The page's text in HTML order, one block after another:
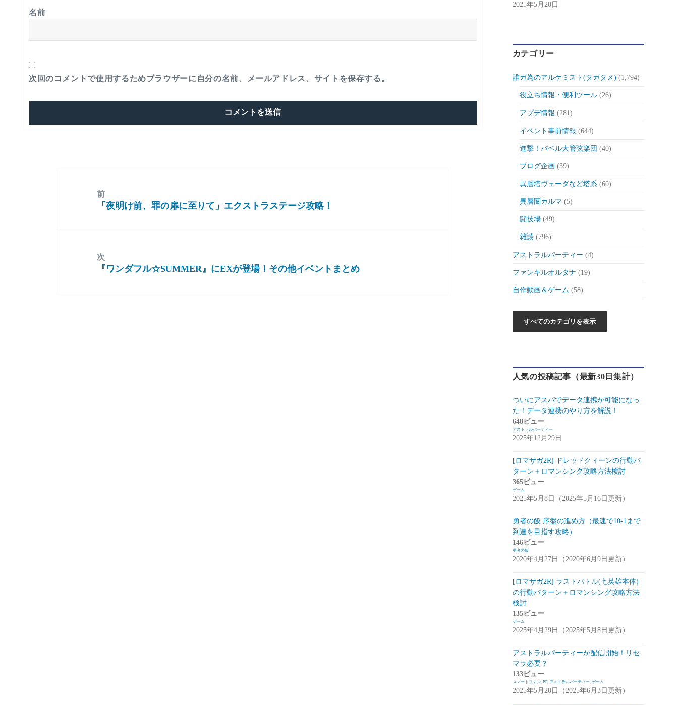
名前
次回のコメントで使用するためブラウザーに自分の名前、メールアドレス、サイトを保存する。
前
前
稿:
「夜明け前、罪の扉に至りて」エクストラステージ攻略！
次
次
『ワンダフル☆SUMMER』にEXが登場！その他イベントまとめ
2025年5月20日
カテゴリー
誰ガ為のアルケミスト(タガタメ) (1,794)
役立ち情報・便利ツール(26)
アプデ情報 (281)
イベント事前情報 (644)
進撃！バベル大管弦楽団 (40)
ブログ企画 (39)
異層塔ヴェーダなど塔系(60)
異層圏カルマ (5)
闘技場(49)
雑談 (796)
アストラルパーティー (4)
ファンキルオルタナ (19)
自作動画＆ゲーム (58)
自作ゲーム紹介 (6)
ゲーム(175)
スマートフォン(94)
PC (7)
お知らせ(6)
コンパイル (9)
姫プタワー
攻略 (9)
雑談・感想(2)
リーグ・オブ・ワンダーランド(リグワ
ン)(20)
攻略(14)
雑談
崩落のCARNEADES(ホウカル)
攻略情報(5)
雑談(7)
拡張少女系トライナリー(トライナリー)
人気の投稿記事（最新30日集計）
ついにアスパでデータ連携が可能になっ
た！データ連携のやり方を解説！
648ビュー
アストラルパーティー
2025年12月29日
[ロマサガ2R] ドレッドクィーンの行動パ
ターン＋ロマンシング攻略方法検討
365ビュー
ゲーム
2025年5月8日（2025年5月16日更新）
勇者の飯 序盤の進め方（最速で10-1まで
到達を目指す攻略）
146ビュー
勇者の飯
2020年4月27日（2020年6月9日更新）
[ロマサガ2R] ラストバトル(七英雄本体)
の行動パターン＋ロマンシング攻略方法
検討
135ビュー
ゲーム
2025年4月29日（2025年5月8日更新）
アストラルパーティーが配信開始！リセ
マラ必要？
133ビュー
スマートフォン, PC, アストラルパーティー, ゲーム
2025年5月20日（2025年6月3日更新）